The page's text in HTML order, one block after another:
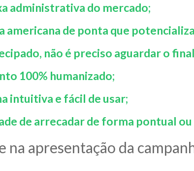
administrativa do mercado;
americana de ponta que
não é preciso aguardar o
100% humanizado;
intuitiva e fácil de usar;
de arrecadar de forma pontual
na apresentação da